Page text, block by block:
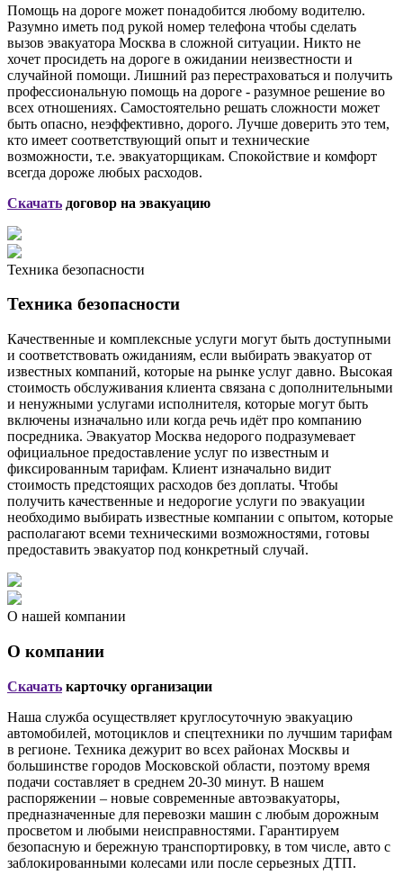
Помощь на дороге может понадобится любому водителю.
Разумно иметь под рукой номер телефона чтобы сделать
вызов эвакуатора Москва в сложной ситуации. Никто не
хочет просидеть на дороге в ожидании неизвестности и
случайной помощи. Лишний раз перестраховаться и получить
профессиональную помощь на дороге - разумное решение во
всех отношениях. Самостоятельно решать сложности может
быть опасно, неэффективно, дорого. Лучше доверить это тем,
кто имеет соответствующий опыт и технические
возможности, т.е. эвакуаторщикам. Спокойствие и комфорт
всегда дороже любых расходов.
Скачать договор на эвакуацию
Техника безопасности
Техника безопасности
Качественные и комплексные услуги могут быть доступными
и соответствовать ожиданиям, если выбирать эвакуатор от
известных компаний, которые на рынке услуг давно. Высокая
стоимость обслуживания клиента связана с дополнительными
и ненужными услугами исполнителя, которые могут быть
включены изначально или когда речь идёт про компанию
посредника. Эвакуатор Москва недорого подразумевает
официальное предоставление услуг по известным и
фиксированным тарифам. Клиент изначально видит
стоимость предстоящих расходов без доплаты. Чтобы
получить качественные и недорогие услуги по эвакуации
необходимо выбирать известные компании с опытом, которые
располагают всеми техническими возможностями, готовы
предоставить эвакуатор под конкретный случай.
О нашей компании
О компании
Скачать карточку организации
Наша служба осуществляет круглосуточную эвакуацию
автомобилей, мотоциклов и спецтехники по лучшим тарифам
в регионе. Техника дежурит во всех районах Москвы и
большинстве городов Московской области, поэтому время
подачи составляет в среднем 20-30 минут. В нашем
распоряжении – новые современные автоэвакуаторы,
предназначенные для перевозки машин с любым дорожным
просветом и любыми неисправностями. Гарантируем
безопасную и бережную транспортировку, в том числе, авто с
заблокированными колесами или после серьезных ДТП.